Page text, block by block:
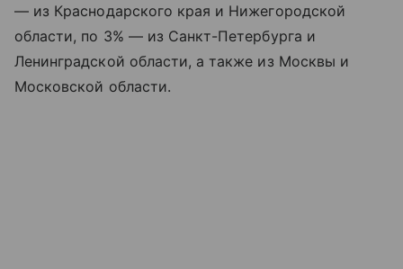
— из Краснодарского края и Нижегородской
области, по 3% — из Санкт-Петербурга и
Ленинградской области, а также из Москвы и
Московской области.